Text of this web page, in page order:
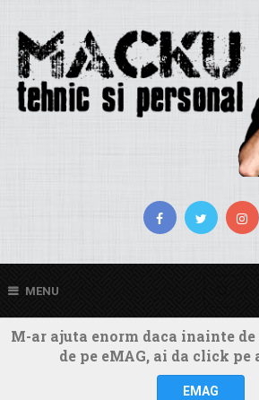
MENU
M-ar ajuta enorm daca inainte
de pe eMAG, ai da click pe
EMAG